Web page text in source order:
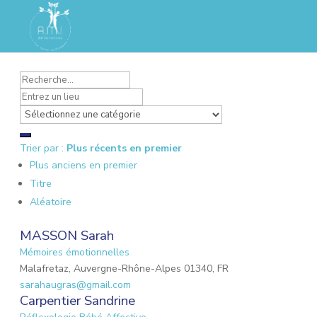
Trier par : Plus récents en premier
Plus anciens en premier
Titre
Aléatoire
MASSON Sarah
Mémoires émotionnelles
Malafretaz, Auvergne-Rhône-Alpes 01340, FR
sarahaugras@gmail.com
Carpentier Sandrine